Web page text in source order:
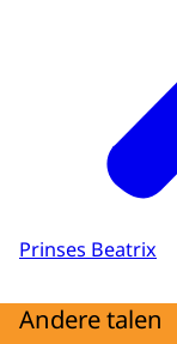
Prinses Beatrix
Andere talen